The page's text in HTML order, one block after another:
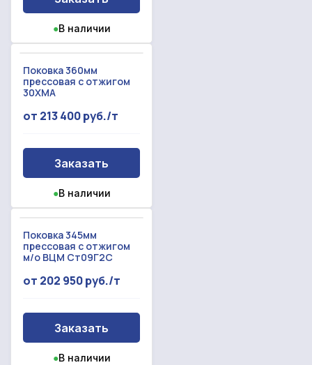
●В наличии
Поковка 360мм
прессовая с отжигом
30ХМА
от 213 400 руб./т
Заказать
●В наличии
Поковка 345мм
прессовая с отжигом
м/о ВЦМ Ст09Г2С
от 202 950 руб./т
Заказать
●В наличии
Прикрепить смету на расчет
Даю согласие наобработку персональных данных
Заказать звонок
Даю согласие на